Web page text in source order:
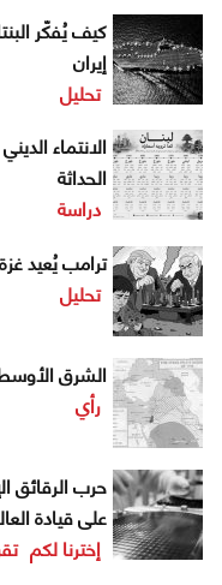
كيف يُفكّر
إيران
تحليل
الانتماء
الحداثة
دراسة
ترامب يُعيد
تحليل
الشرق
رأي
حرب الرقائق
على قيادة
إخترنا لكم